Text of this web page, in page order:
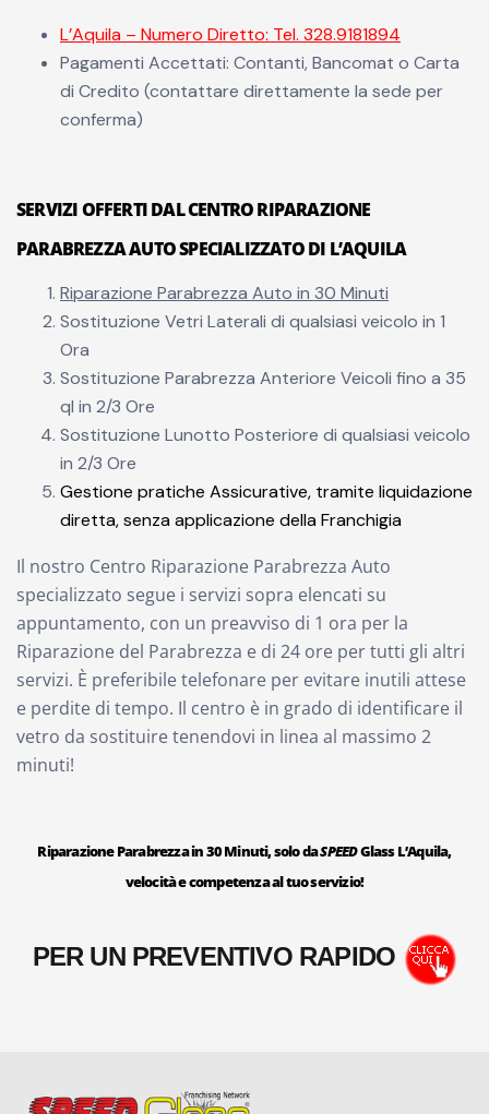
L’Aquila – Numero Diretto: Tel. 328.9181894
Pagamenti Accettati: Contanti, Bancomat o Carta
di Credito (contattare direttamente la sede per
conferma)
SERVIZI OFFERTI DAL CENTRO RIPARAZIONE
PARABREZZA AUTO SPECIALIZZATO DI L’AQUILA
Riparazione Parabrezza Auto in 30 Minuti
Sostituzione Vetri Laterali di qualsiasi veicolo in 1
Ora
Sostituzione Parabrezza Anteriore Veicoli fino a 35
ql in 2/3 Ore
Sostituzione Lunotto Posteriore di qualsiasi veicolo
in 2/3 Ore
Gestione pratiche Assicurative, tramite liquidazione
diretta, senza applicazione della Franchigia
Il nostro Centro Riparazione Parabrezza Auto
specializzato segue i servizi sopra elencati su
appuntamento, con un preavviso di 1 ora per la
Riparazione del Parabrezza e di 24 ore per tutti gli altri
servizi. È preferibile telefonare per evitare inutili attese
e perdite di tempo. Il centro è in grado di identificare il
vetro da sostituire tenendovi in linea al massimo 2
minuti!
Riparazione Parabrezza in 30 Minuti, solo daSPEEDGlass L’Aquila,
velocità e competenza al tuo servizio!
PER UN PREVENTIVO RAPIDO